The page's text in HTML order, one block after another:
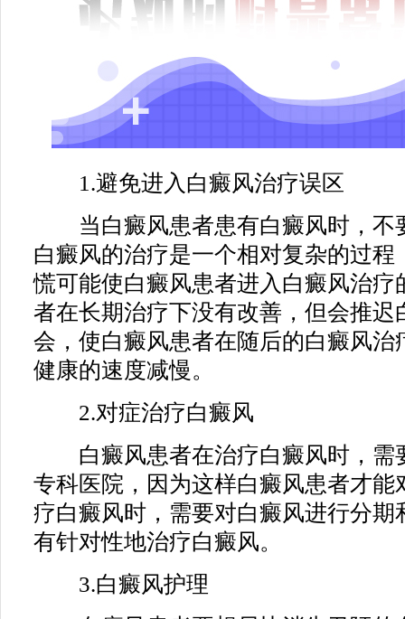
1.避免进入白癜风治疗误区
当白癜风患者患有白癜风时，不
白癜风的治疗是一个相对复杂的过程
慌可能使白癜风患者进入白癜风治疗
者在长期治疗下没有改善，但会推迟
会，使白癜风患者在随后的白癜风治
健康的速度减慢。
2.对症治疗白癜风
白癜风患者在治疗白癜风时，需
专科医院，因为这样白癜风患者才能
疗白癜风时，需要对白癜风进行分期
有针对性地治疗白癜风。
3.白癜风护理